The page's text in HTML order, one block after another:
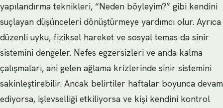
yapılandırma teknikleri, “Neden böyleyim?” gibi kendini
suçlayan düşünceleri dönüştürmeye yardımcı olur. Ayrıca
düzenli uyku, fiziksel hareket ve sosyal temas da sinir
sistemini dengeler. Nefes egzersizleri ve anda kalma
çalışmaları, ani gelen ağlama krizlerinde sinir sistemini
sakinleştirebilir. Ancak belirtiler haftalar boyunca devam
ediyorsa, işlevselliği etkiliyorsa ve kişi kendini kontrol